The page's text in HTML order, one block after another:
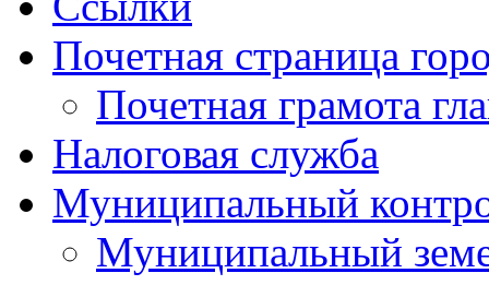
Почетная страница
Почетная грамота
Налоговая служба
Муниципальный
Муниципальный